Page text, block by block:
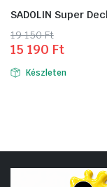
SADOLIN Super
19 150Ft
Original
price
was:
15 190 Ft
Current
price
is: Készleten